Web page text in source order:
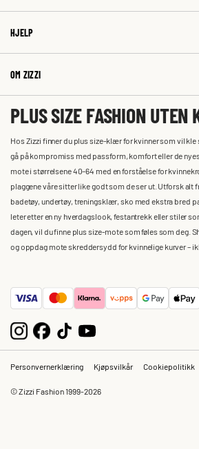
HJELP
OM ZIZZI
PLUS SIZE FASHION UTEN
Hos Zizzi finner du plus size-klær for kvinner som vil kle
gå på kompromiss med passform, komfort eller de
mote i størrelsene 40–64 med en forståelse for
plaggene våre sitter like godt som de ser ut. Utforsk alt
badetøy, undertøy, treningsklær, sko med ekstra bred
leter etter en ny hverdagslook, festantrekk eller stiler
dagen, vil du finne plus size-mote som føles som deg.
og oppdag mote skreddersydd for kvinnelige kurver –
Personvernerklæring Kjøpsvilkår Cookiepolitikk
© Zizzi Fashion 1999-2026